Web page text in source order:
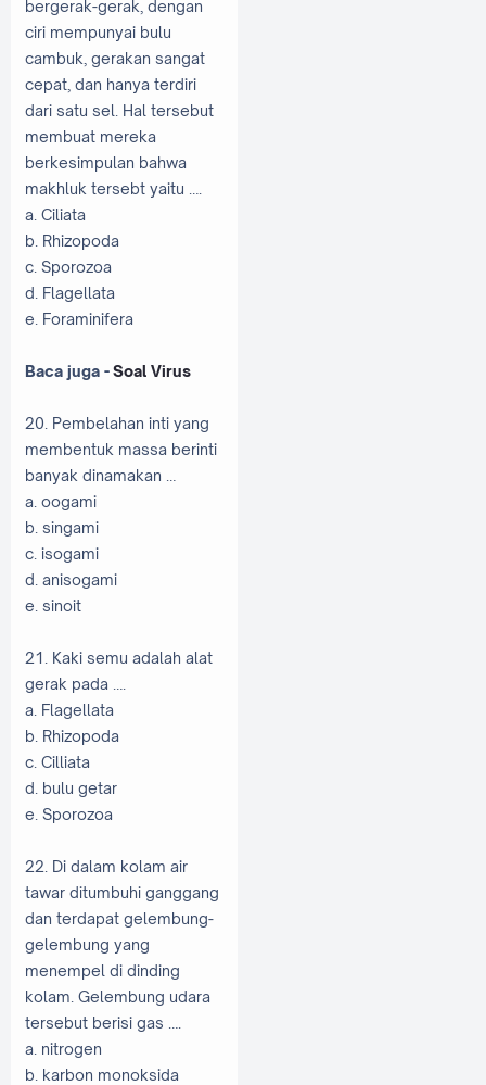
bergerak-gerak, dengan
ciri mempunyai bulu
cambuk, gerakan sangat
cepat, dan hanya terdiri
dari satu sel. Hal tersebut
membuat mereka
berkesimpulan bahwa
makhluk tersebt yaitu ….
a. Ciliata
b. Rhizopoda
c. Sporozoa
d. Flagellata
e. Foraminifera
Baca juga -Soal Virus
20. Pembelahan inti yang
membentuk massa berinti
banyak dinamakan …
a. oogami
b. singami
c. isogami
d. anisogami
e. sinoit
21. Kaki semu adalah alat
gerak pada ….
a. Flagellata
b. Rhizopoda
c. Cilliata
d. bulu getar
e. Sporozoa
22. Di dalam kolam air
tawar ditumbuhi ganggang
dan terdapat gelembung-
gelembung yang
menempel di dinding
kolam. Gelembung udara
tersebut berisi gas ….
a. nitrogen
b. karbon monoksida